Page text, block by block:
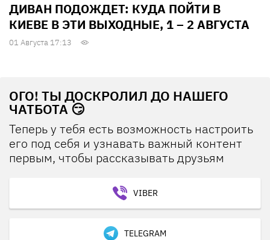
ДИВАН ПОДОЖДЕТ: КУДА ПОЙТИ В
КИЕВЕ В ЭТИ ВЫХОДНЫЕ, 1 – 2 АВГУСТА
01 Августа 17:13
ОГО! ТЫ ДОСКРОЛИЛ ДО НАШЕГО
ЧАТБОТА 😏
Теперь у тебя есть возможность настроить
его под себя и узнавать важный контент
первым, чтобы рассказывать друзьям
VIBER
TELEGRAM